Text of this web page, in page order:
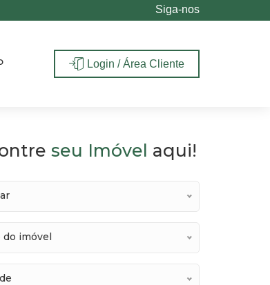
Siga-nos
Login / Área Cliente
seu Imóvel aqui!
do imóvel